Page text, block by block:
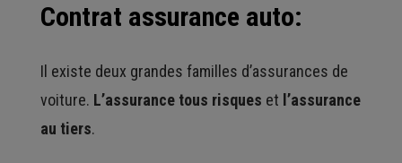
Contrat assurance auto:
Il existe deux grandes familles d’assurances de
voiture. L’assurance tous risques et l’assurance
au tiers.